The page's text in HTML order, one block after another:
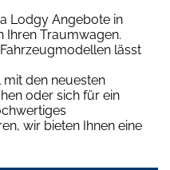
Lodgy Angebote in
Ihren Traumwagen.
lässt
den neuesten
oder sich für ein
wir bieten Ihnen eine